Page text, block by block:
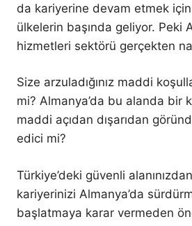
da kariyerine devam etmek
ülkelerin başında geliyor. Peki
hizmetleri sektörü gerçekten
Size arzuladığınız maddi
mi? Almanya’da bu alanda bir
maddi açıdan dışarıdan
edici mi?
Türkiye’deki güvenli
kariyerinizi Almanya’da
başlatmaya karar vermeden